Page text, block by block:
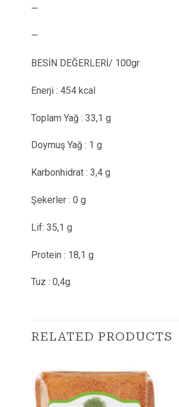
—
—
BESİN DEĞERLERİ/ 100gr
Enerji : 454 kcal
Toplam Yağ : 33,1 g
Doymuş Yağ : 1 g
Karbonhidrat : 3,4 g
Şekerler : 0 g
Lif: 35,1 g
Protein : 18,1 g
Tuz : 0,4g
RELATED PRODUCTS